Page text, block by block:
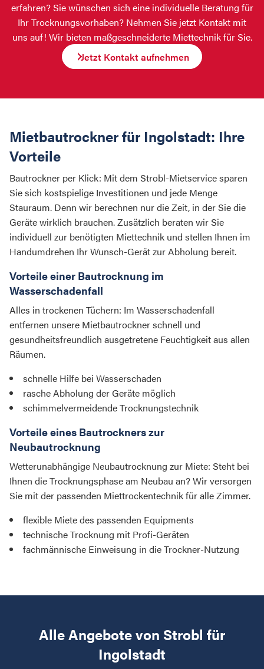
erfahren? Sie wünschen sich eine individuelle Beratung für
Ihr Trocknungsvorhaben? Nehmen Sie jetzt Kontakt mit
uns auf! Wir bieten maßgeschneiderte Miettechnik für Sie.
Jetzt Kontakt aufnehmen
Mietbautrockner für Ingolstadt: Ihre
Vorteile
Bautrockner per Klick: Mit dem Strobl-Mietservice sparen
Sie sich kostspielige Investitionen und jede Menge
Stauraum. Denn wir berechnen nur die Zeit, in der Sie die
Geräte wirklich brauchen. Zusätzlich beraten wir Sie
individuell zur benötigten Miettechnik und stellen Ihnen im
Handumdrehen Ihr Wunsch-Gerät zur Abholung bereit.
Vorteile einer Bautrocknung im
Wasserschadenfall
Alles in trockenen Tüchern: Im Wasserschadenfall
entfernen unsere Mietbautrockner schnell und
gesundheitsfreundlich ausgetretene Feuchtigkeit aus allen
Räumen.
schnelle Hilfe bei Wasserschaden
rasche Abholung der Geräte möglich
schimmelvermeidende Trocknungstechnik
Vorteile eines Bautrockners zur
Neubautrocknung
Wetterunabhängige Neubautrocknung zur Miete: Steht bei
Ihnen die Trocknungsphase am Neubau an? Wir versorgen
Sie mit der passenden Miettrockentechnik für alle Zimmer.
flexible Miete des passenden Equipments
technische Trocknung mit Profi-Geräten
fachmännische Einweisung in die Trockner-Nutzung
Alle Angebote von Strobl für
Ingolstadt